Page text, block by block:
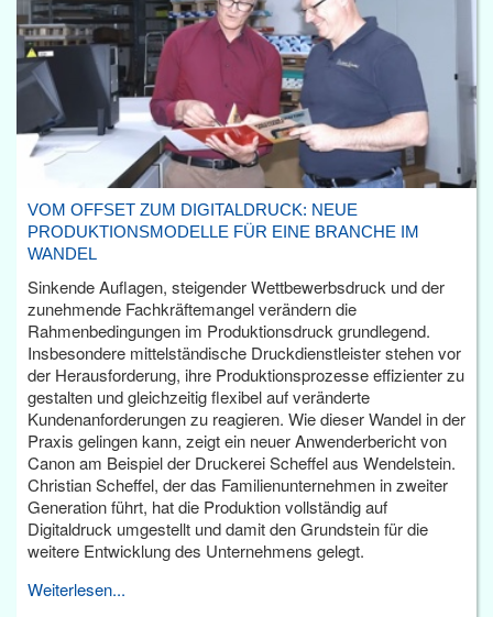
VOM OFFSET ZUM DIGITALDRUCK: NEUE
PRODUKTIONSMODELLE FÜR EINE BRANCHE IM
WANDEL
Sinkende Auflagen, steigender Wettbewerbsdruck und der
zunehmende Fachkräftemangel verändern die
Rahmenbedingungen im Produktionsdruck grundlegend.
Insbesondere mittelständische Druckdienstleister stehen vor
der Herausforderung, ihre Produktionsprozesse effizienter zu
gestalten und gleichzeitig flexibel auf veränderte
Kundenanforderungen zu reagieren. Wie dieser Wandel in der
Praxis gelingen kann, zeigt ein neuer Anwenderbericht von
Canon am Beispiel der Druckerei Scheffel aus Wendelstein.
Christian Scheffel, der das Familienunternehmen in zweiter
Generation führt, hat die Produktion vollständig auf
Digitaldruck umgestellt und damit den Grundstein für die
weitere Entwicklung des Unternehmens gelegt.
Weiterlesen...